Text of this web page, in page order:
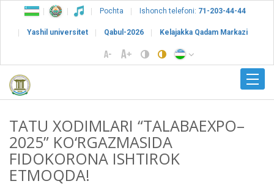
Pochta Ishonch telefoni: 71-203-44-44
Yashil universitet Qabul-2026 Kelajakka Qadam Markazi
TATU XODIMLARI “TALABAEXPO–
2025” KO‘RGAZMASIDA
FIDOKORONA ISHTIROK
ETMOQDA!